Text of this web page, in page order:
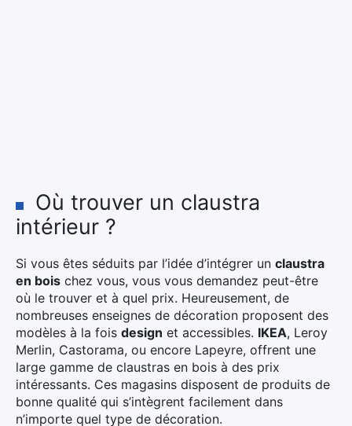
Où trouver un claustra
intérieur ?
Si vous êtes séduits par l’idée d’intégrer un claustra
en bois chez vous, vous vous demandez peut-être
où le trouver et à quel prix. Heureusement, de
nombreuses enseignes de décoration proposent des
modèles à la fois design et accessibles. IKEA, Leroy
Merlin, Castorama, ou encore Lapeyre, offrent une
large gamme de claustras en bois à des prix
intéressants. Ces magasins disposent de produits de
bonne qualité qui s’intègrent facilement dans
n’importe quel type de décoration.